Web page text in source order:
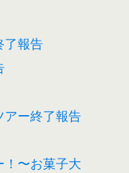
報告
ー終了報告
〜お菓子大